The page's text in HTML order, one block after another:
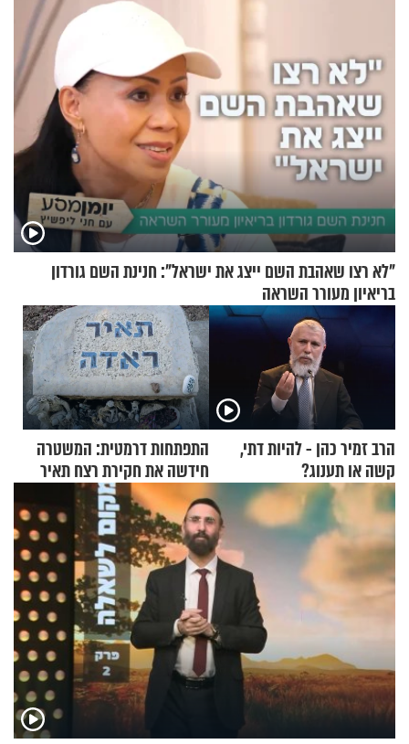
הפעם עם יהודית ואלתר כהן
"לא רצו שאהבת השם ייצג את ישראל": חנינת השם גורדון
בריאיון מעורר השראה
הרב זמיר כהן - להיות דתי,
קשה או תענוג?
התפתחות דרמטית: המשטרה
חידשה את חקירת רצח תאיר
ראדה